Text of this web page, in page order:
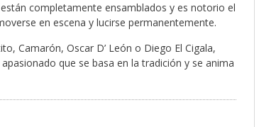
completamente ensamblados y es notorio el
en escena y lucirse permanentemente.
Camarón, Oscar D’ León o Diego El Cigala,
que se basa en la tradición y se anima